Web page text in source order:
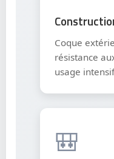
Coque
résistance
usage intensif
🎒